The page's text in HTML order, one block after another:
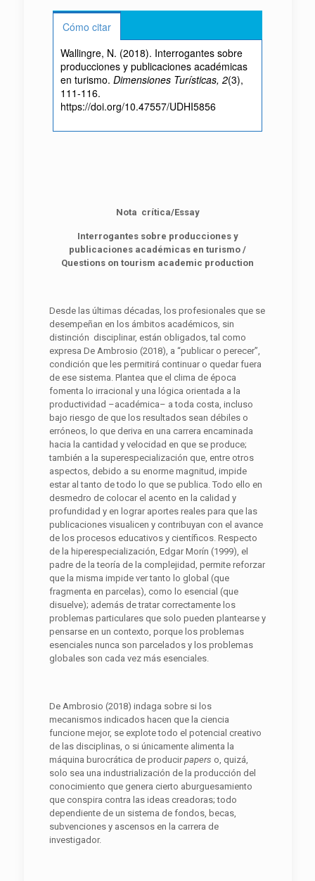
Cómo citar
Wallingre, N. (2018). Interrogantes sobre
producciones y publicaciones académicas
en turismo. Dimensiones Turísticas, 2(3),
111-116.
https://doi.org/10.47557/UDHI5856
Nota crítica/Essay
Interrogantes sobre producciones y
publicaciones académicas en turismo /
Questions on tourism academic production
Desde las últimas décadas, los profesionales que se
desempeñan en los ámbitos académicos, sin
distinción disciplinar, están obligados, tal como
expresa De Ambrosio (2018), a “publicar o perecer”,
condición que les permitirá continuar o quedar fuera
de ese sistema. Plantea que el clima de época
fomenta lo irracional y una lógica orientada a la
productividad –académica– a toda costa, incluso
bajo riesgo de que los resultados sean débiles o
erróneos, lo que deriva en una carrera encaminada
hacia la cantidad y velocidad en que se produce;
también a la superespecialización que, entre otros
aspectos, debido a su enorme magnitud, impide
estar al tanto de todo lo que se publica. Todo ello en
desmedro de colocar el acento en la calidad y
profundidad y en lograr aportes reales para que las
publicaciones visualicen y contribuyan con el avance
de los procesos educativos y científicos. Respecto
de la hiperespecialización, Edgar Morín (1999), el
padre de la teoría de la complejidad, permite reforzar
que la misma impide ver tanto lo global (que
fragmenta en parcelas), como lo esencial (que
disuelve); además de tratar correctamente los
problemas particulares que solo pueden plantearse y
pensarse en un contexto, porque los problemas
esenciales nunca son parcelados y los problemas
globales son cada vez más esenciales.
De Ambrosio (2018) indaga sobre si los
mecanismos indicados hacen que la ciencia
funcione mejor, se explote todo el potencial creativo
de las disciplinas, o si únicamente alimenta la
máquina burocrática de producirpapers o, quizá,
solo sea una industrialización de la producción del
conocimiento que genera cierto aburguesamiento
que conspira contra las ideas creadoras; todo
dependiente de un sistema de fondos, becas,
subvenciones y ascensos en la carrera de
investigador.